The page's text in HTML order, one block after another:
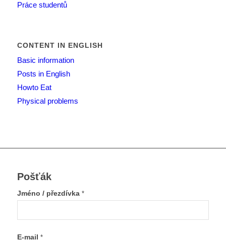
Práce studentů
CONTENT IN ENGLISH
Basic information
Posts in English
Howto Eat
Physical problems
Pošťák
Jméno / přezdívka *
E-mail *